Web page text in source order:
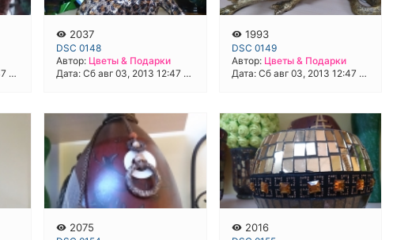
2037
DSC 0148
Автор: Цветы & Подарки
Дата: Сб авг 03, 2013 12:47 pm
1993
DSC 0149
Автор: Цветы & Подарки
Дата: Сб авг 03, 2013 12:47 pm
2075 2016